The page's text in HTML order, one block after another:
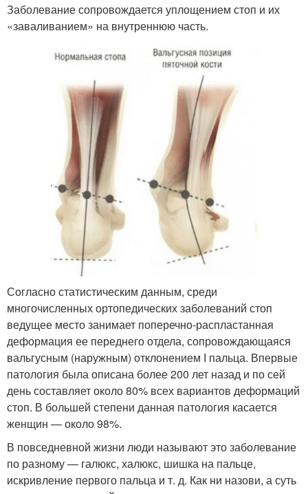
Заболевание сопровождается уплощением стоп и их
«заваливанием» на внутреннюю часть.
Согласно статистическим данным, среди
многочисленных ортопедических заболеваний стоп
ведущее место занимает поперечно-распластанная
деформация ее переднего отдела, сопровождающаяся
вальгусным (наружным) отклонением І пальца. Впервые
патология была описана более 200 лет назад и по сей
день составляет около 80% всех вариантов деформаций
стоп. В большей степени данная патология касается
женщин — около 98%.
В повседневной жизни люди называют это заболевание
по разному — галюкс, халюкс, шишка на пальце,
искривление первого пальца и т. д. Как ни назови, а суть